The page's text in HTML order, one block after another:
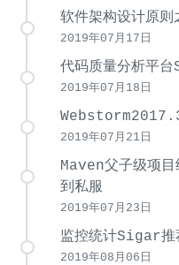
软件架构设计原
2019年07月17日
代码质量分析平
2019年07月18日
2019年07月21日
Maven父子级项
到私服
2019年07月23日
监控统计Sigar推
2019年08月06日